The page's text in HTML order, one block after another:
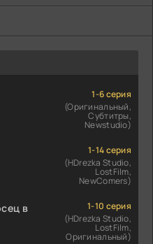
1-6 серия
(Оригинальный,
Субтитры,
Newstudio)
1-14 серия
(HDrezka Studio,
LostFilm,
NewComers)
в
1-10 серия
(HDrezka Studio,
LostFilm,
Оригинальный)